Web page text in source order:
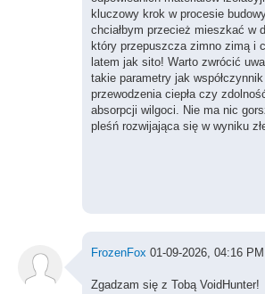
kluczowy krok w procesie
chciałbym przecież mieszkać w
który przepuszcza zimno zimą i
latem jak sito! Warto zwrócić
takie parametry jak współczynnik
przewodzenia ciepła czy
absorpcji wilgoci. Nie ma nic
pleśń rozwijająca się w wyniku
FrozenFox 01-09-2026, 04:16 PM
Zgadzam się z Tobą VoidHunter!